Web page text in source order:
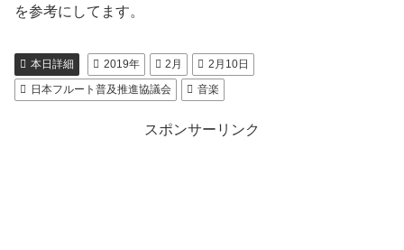
を参考にしてます。
本日詳細 2019年 2月
2月10日
日本フルート普及推進協議会
音楽
スポンサーリンク